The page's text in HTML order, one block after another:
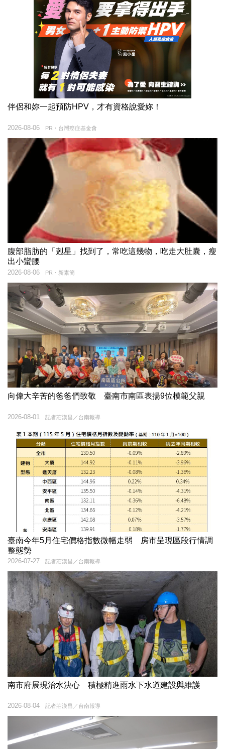
伴侶和妳一起預防HPV，才有資格說愛妳！
PR・台灣癌症基金會
2026-08-06
腹部脂肪的「剋星」找到了，常吃這幾物，吃走大肚囊，瘦
出小蠻腰
PR・新素簡
2026-08-06
向偉大辛苦的爸爸們致敬 臺南市南區表揚9位模範父親
記者莊漢昌／台南報導
2026-08-01
臺南今年5月住宅價格指數微幅走弱 房市呈現區段行情調
整態勢
記者莊漢昌／台南報導
2026-07-27
南市府展現治水決心 積極精進雨水下水道建設與維護
記者莊漢昌／台南報導
2026-08-04